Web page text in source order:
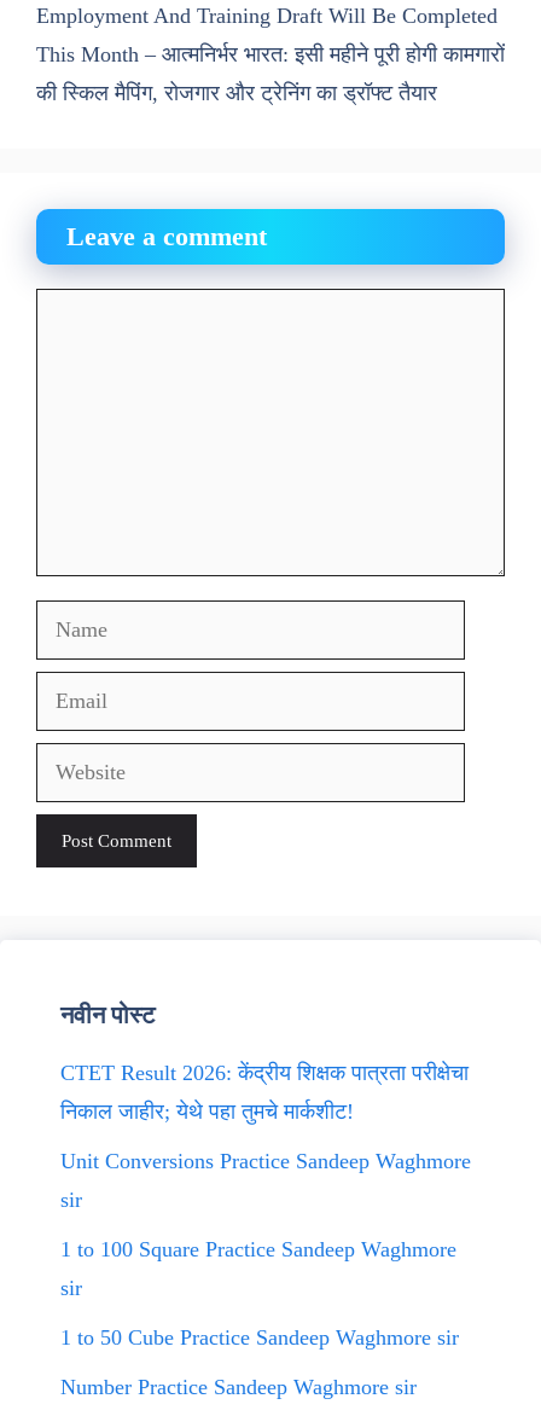
Employment And Training Draft Will Be Completed
This Month – आत्मनिर्भर भारत: इसी महीने पूरी होगी कामगारों
की स्किल मैपिंग, रोजगार और ट्रेनिंग का ड्रॉफ्ट तैयार
Leave a comment
Name
Email
Website
नवीन पोस्ट
CTET Result 2026: केंद्रीय शिक्षक पात्रता परीक्षेचा
निकाल जाहीर; येथे पहा तुमचे मार्कशीट!
Unit Conversions Practice Sandeep Waghmore
sir
1 to 100 Square Practice Sandeep Waghmore
sir
1 to 50 Cube Practice Sandeep Waghmore sir
Number Practice Sandeep Waghmore sir